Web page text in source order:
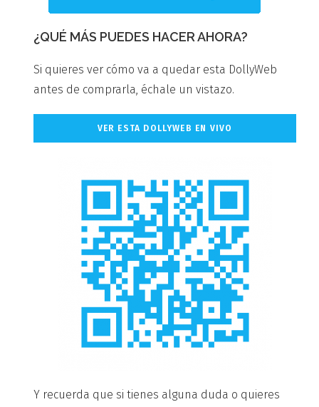
¿QUÉ MÁS PUEDES HACER AHORA?
Si quieres ver cómo va a quedar esta DollyWeb
antes de comprarla, échale un vistazo.
VER ESTA DOLLYWEB EN VIVO
Y recuerda que si tienes alguna duda o quieres